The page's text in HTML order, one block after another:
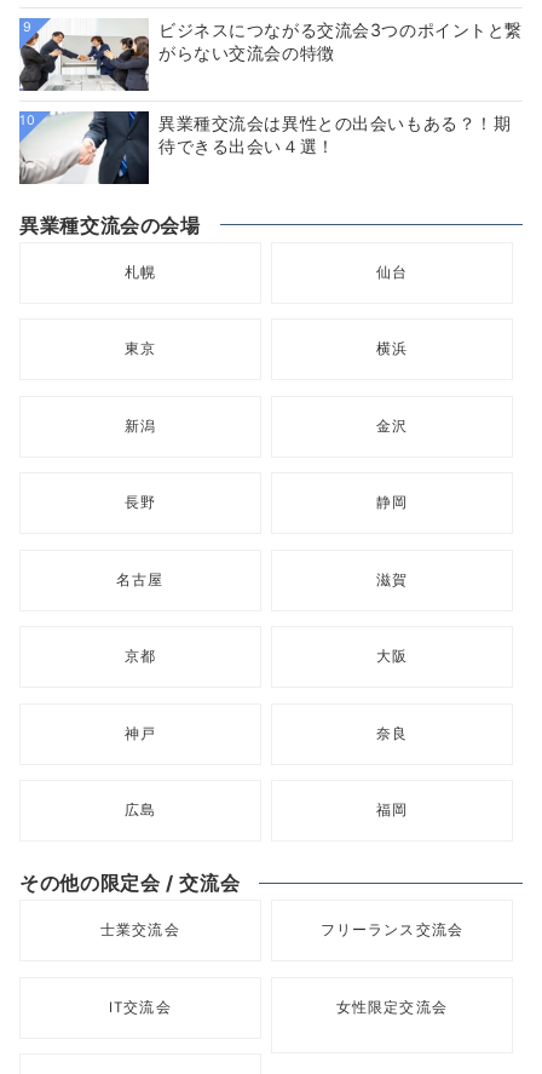
9
ビジネスにつながる交流会3つのポイントと繋
がらない交流会の特徴
10
異業種交流会は異性との出会いもある？！期
待できる出会い４選！
異業種交流会の会場
札幌 仙台
東京 横浜
新潟 金沢
長野 静岡
名古屋 滋賀
京都 大阪
神戸 奈良
広島 福岡
その他の限定会 / 交流会
士業交流会 フリーランス交流会
IT交流会 女性限定交流会